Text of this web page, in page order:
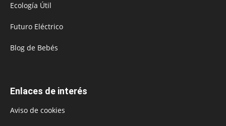
Ecología Útil
Futuro Eléctrico
Blog de Bebés
Enlaces de interés
Aviso de cookies